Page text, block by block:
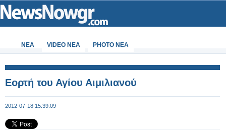
ΝΕΑ VIDEO NEA PHOTO NEA
Εορτή του Αγίου Αιμιλιανού
2012-07-18 15:39:09